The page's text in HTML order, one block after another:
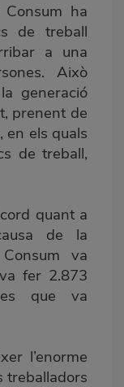
Consum ha
de treball
a una
Això
generació
prenent de
en els quals
de treball,
quant a
de la
va
fer 2.873
que va
l’enorme
treballadors